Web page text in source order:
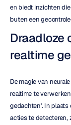
en biedt inzichten
buiten een
Draadloze
realtime
De magie van
realtime te
gedachten'. In
acties te detecteren,